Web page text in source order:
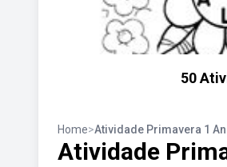
50
Home>Atividade Primavera 1
Atividade